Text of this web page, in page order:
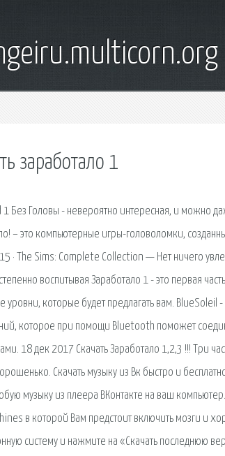
заработало 1
1 Без Головы - невероятно интересная, и можно
– это компьютерные игры-головоломки,
· The Sims: Complete Collection — Нет ничего
воспитывая Заработало 1 - это первая
уровни, которые будет предлагать вам.
которое при помощи Bluetooth поможет
18 дек 2017 Скачать Заработало 1,2,3 !!! Три
Скачать музыку из Вк быстро и
музыку из плеера ВКонтакте на ваш
в которой Вам предстоит включить мозги и
систему и нажмите на «Скачать последнюю